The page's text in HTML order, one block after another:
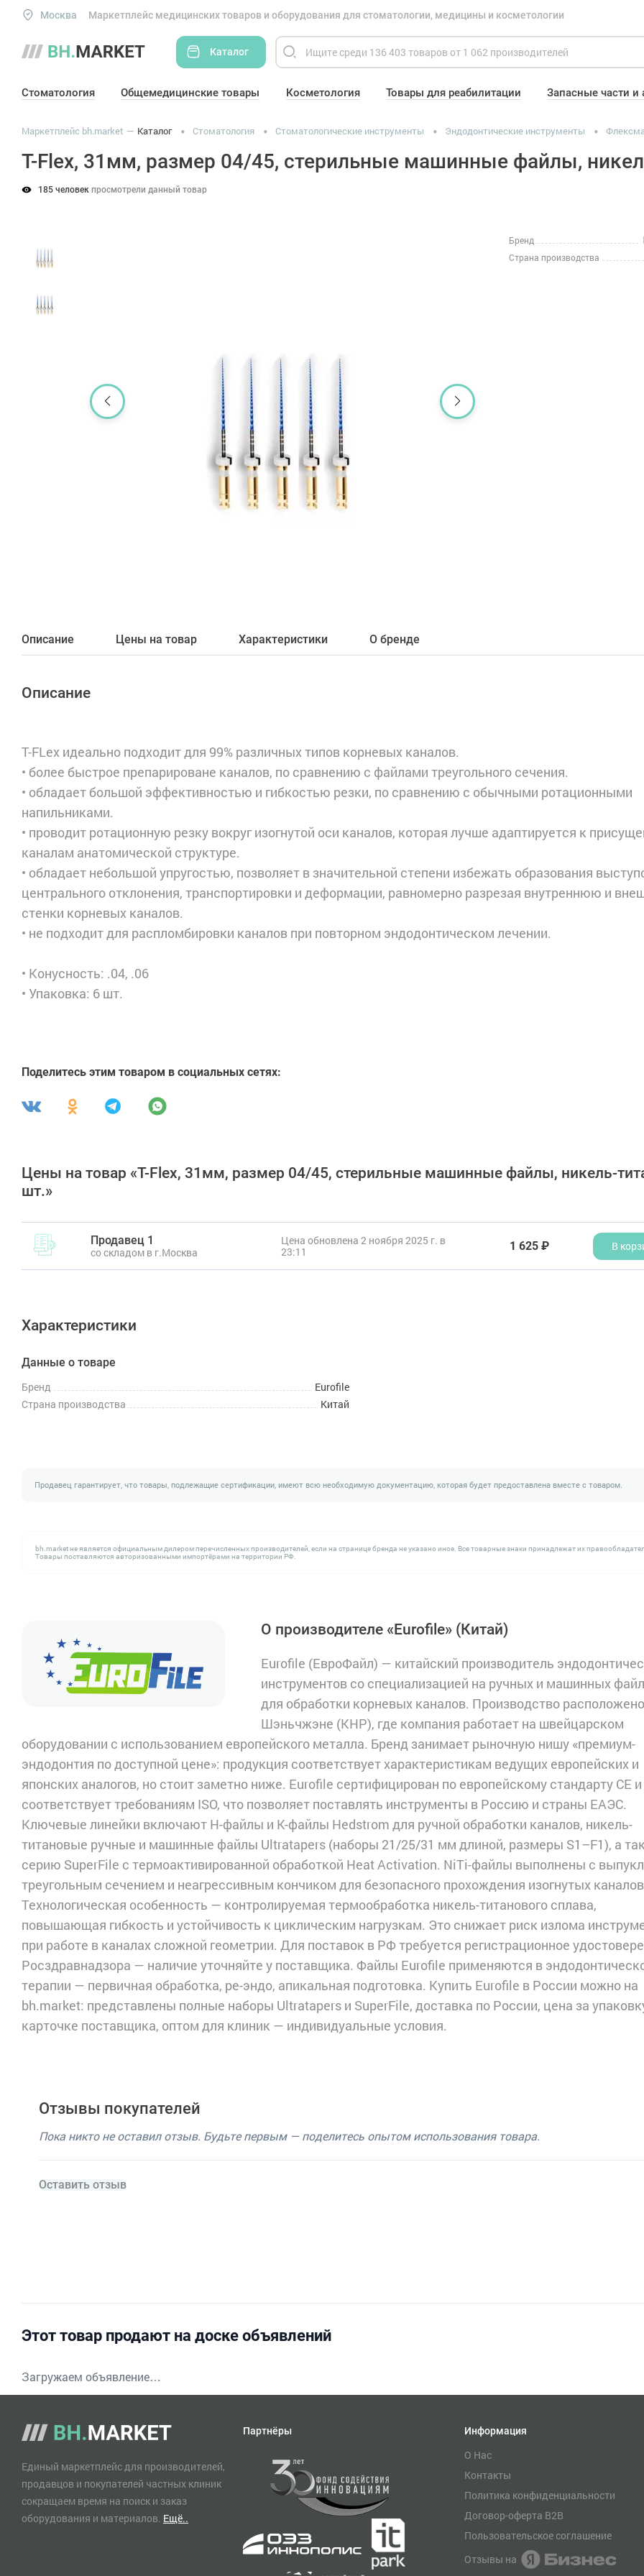
Москва Маркетплейс медицинских товаров и оборудования для стоматологии, медицины и косметологии
Каталог
Стоматология Общемедицинские товары Косметология Товары для реабилитации Запасные части и
Маркетплейс bh.market Каталог Стоматология Стоматологические инструменты Эндодонтические инструменты
T-Flex, 31мм, размер 04/45, стерильные машинные файлы,
185 человек просмотрели данный товар
Бренд
Страна производства
Описание Цены на товар Характеристики О бренде
Описание
T-FLex идеально подходит для 99% различных типов корневых каналов.
• более быстрое препарироване каналов, по сравнению с файлами треугольного сечения.
• обладает большой эффективностью и гибкостью резки, по сравнению с обычными ротационными
напильниками.
• проводит ротационную резку вокруг изогнутой оси каналов, которая лучше адаптируется к
каналам анатомической структуре.
• обладает небольшой упругостью, позволяет в значительной степени избежать образования
центрального отклонения, транспортировки и деформации, равномерно разрезая внутреннюю и
стенки корневых каналов.
• не подходит для распломбировки каналов при повторном эндодонтическом лечении.
• Конусность: .04, .06
• Упаковка: 6 шт.
Поделитесь этим товаром в социальных сетях:
Цены на товар «T-Flex, 31мм, размер 04/45, стерильные машинные файлы, никель-
шт.»
Продавец 1
со складом в г.Москва
Цена обновлена 2 ноября 2025 г. в
23:11
1 625 ₽ В
Характеристики
Данные о товаре
Бренд
Eurofile
Страна производства
Китай
Продавец гарантирует, что товары, подлежащие сертификации, имеют всю необходимую документацию, которая будет предоставлена вместе с товаром.
bh.market не является официальным дилером перечисленных производителей, если на странице бренда не указано иное. Все товарные знаки принадлежат их
Товары поставляются авторизованными импортёрами на территории РФ.
О производителе «Eurofile» (Китай)
Eurofile (ЕвроФайл) — китайский производитель
инструментов со специализацией на ручных и машинных
для обработки корневых каналов. Производство
Шэньчжэне (КНР), где компания работает на швейцарском
оборудовании с использованием европейского металла. Бренд занимает рыночную нишу «премиум-
эндодонтия по доступной цене»: продукция соответствует характеристикам ведущих европейских и
японских аналогов, но стоит заметно ниже. Eurofile сертифицирован по европейскому стандарту CE и
соответствует требованиям ISO, что позволяет поставлять инструменты в Россию и страны ЕАЭС.
Ключевые линейки включают H-файлы и K-файлы Hedstrom для ручной обработки каналов, никель-
титановые ручные и машинные файлы Ultratapers (наборы 21/25/31 мм длиной, размеры S1–F1), а
серию SuperFile с термоактивированной обработкой Heat Activation. NiTi-файлы выполнены с
треугольным сечением и неагрессивным кончиком для безопасного прохождения изогнутых
Технологическая особенность — контролируемая термообработка никель-титанового сплава,
повышающая гибкость и устойчивость к циклическим нагрузкам. Это снижает риск излома
при работе в каналах сложной геометрии. Для поставок в РФ требуется регистрационное
Росздравнадзора — наличие уточняйте у поставщика. Файлы Eurofile применяются в
терапии — первичная обработка, ре-эндо, апикальная подготовка. Купить Eurofile в России можно на
bh.market: представлены полные наборы Ultratapers и SuperFile, доставка по России, цена за
карточке поставщика, оптом для клиник — индивидуальные условия.
Отзывы покупателей
Пока никто не оставил отзыв. Будьте первым — поделитесь опытом использования товара.
Оставить отзыв
Этот товар продают на доске объявлений
Загружаем объявление…
Единый маркетплейс для производителей,
продавцов и покупателей частных клиник
сокращаем время на поиск и заказ
оборудования и материалов. Ещё..
Партнёры Информация
О Нас
Контакты
Политика конфиденциальности
Договор-оферта B2B
Пользовательское соглашение
Отзывы на